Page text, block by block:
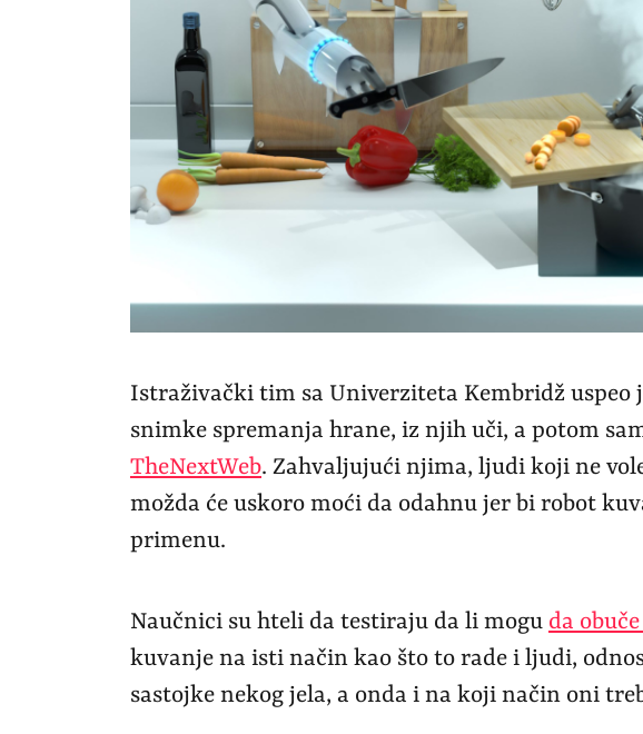
Istraživački tim sa Univerziteta Kembridž uspeo
snimke spremanja hrane, iz njih uči, a potom
TheNextWeb. Zahvaljujući njima, ljudi koji ne
možda će uskoro moći da odahnu jer bi robot
primenu.
Naučnici su hteli da testiraju da li mogu da
kuvanje na isti način kao što to rade i ljudi,
sastojke nekog jela, a onda i na koji način oni